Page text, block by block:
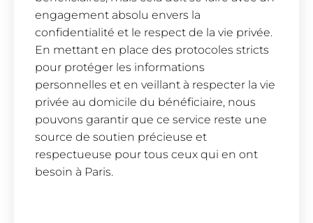
engagement absolu envers la
confidentialité et le respect de la vie privée.
En mettant en place des protocoles stricts
pour protéger les informations
personnelles et en veillant à respecter la vie
privée au domicile du bénéficiaire, nous
pouvons garantir que ce service reste une
source de soutien précieuse et
respectueuse pour tous ceux qui en ont
besoin à Paris.